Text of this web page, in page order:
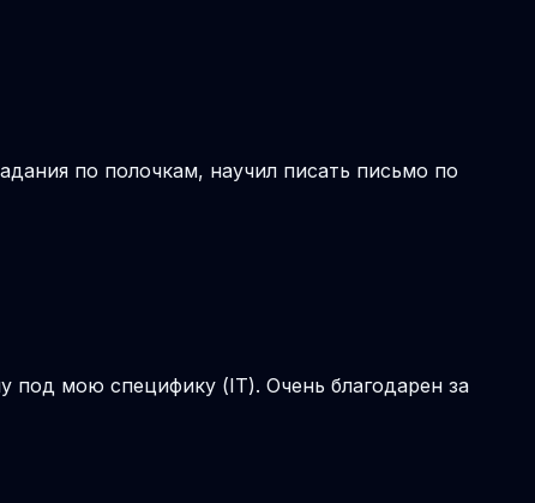
по полочкам, научил писать письмо по
под мою специфику (IT). Очень благодарен за